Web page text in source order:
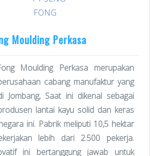
Moulding Perkasa
Moulding Perkasa merupakan
cabang manufaktur yang
Jombang, Saat ini dikenal sebagai
lantai kayu solid dan keras
ini. Pabrik meliputi 10,5 hektar
lebih dari 2.500 pekerja.
ini bertanggung jawab untuk